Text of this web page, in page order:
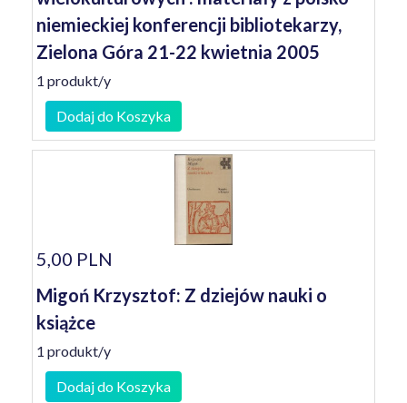
niemieckiej konferencji bibliotekarzy,
Zielona Góra 21-22 kwietnia 2005
1 produkt/y
Dodaj do Koszyka
5,00 PLN
Migoń Krzysztof: Z dziejów nauki o
książce
1 produkt/y
Dodaj do Koszyka